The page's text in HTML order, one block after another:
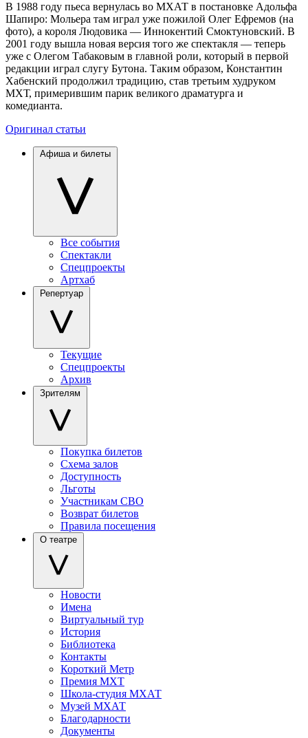
В 1988 году пьеса вернулась во МХАТ в постановке Адольфа
Шапиро: Мольера там играл уже пожилой Олег Ефремов (на
фото), а короля Людовика — Иннокентий Смоктуновский. В
2001 году вышла новая версия того же спектакля — теперь
уже с Олегом Табаковым в главной роли, который в первой
редакции играл слугу Бутона. Таким образом, Константин
Хабенский продолжил традицию, став третьим худруком
МХТ, примерившим парик великого драматурга и
комедианта.
Оригинал статьи
Афиша и билеты
Все события
Спектакли
Спецпроекты
Артхаб
Репертуар
Текущие
Спецпроекты
Архив
Зрителям
Покупка билетов
Схема залов
Доступность
Льготы
Участникам СВО
Возврат билетов
Правила посещения
О театре
Новости
Имена
Виртуальный тур
История
Библиотека
Контакты
Короткий Метр
Премия МХТ
Школа-студия МХАТ
Музей МХАТ
Благодарности
Документы